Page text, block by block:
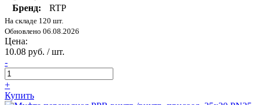
Бренд:
RTP
На складе 120 шт.
Обновлено 06.08.2026
Цена:
10.08 руб. / шт.
-
+
Купить